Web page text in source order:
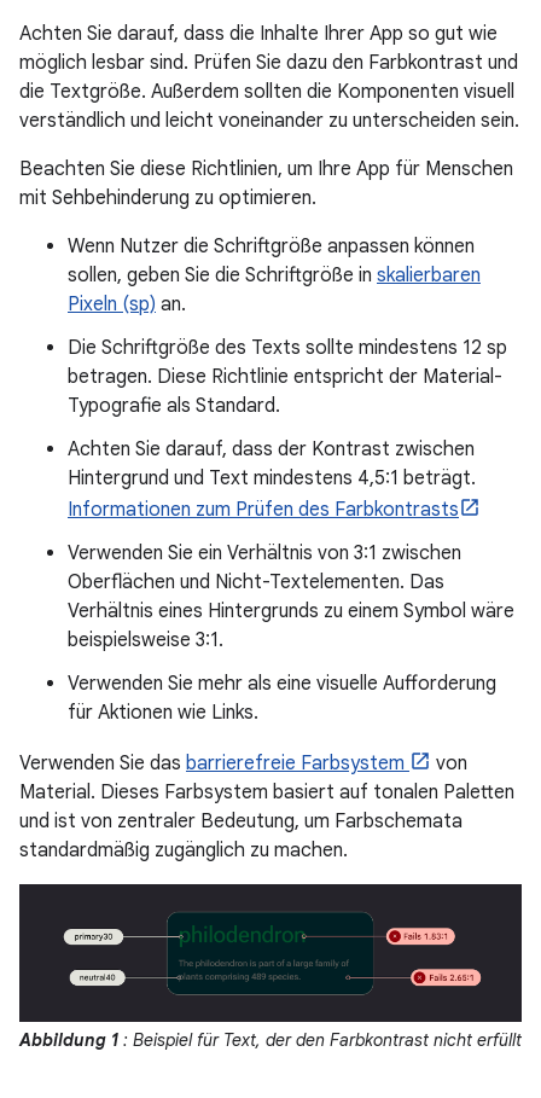
Achten Sie darauf, dass die Inhalte Ihrer App so gut wie
möglich lesbar sind. Prüfen Sie dazu den Farbkontrast und
die Textgröße. Außerdem sollten die Komponenten visuell
verständlich und leicht voneinander zu unterscheiden sein.
Beachten Sie diese Richtlinien, um Ihre App für Menschen
mit Sehbehinderung zu optimieren.
Wenn Nutzer die Schriftgröße anpassen können
sollen, geben Sie die Schriftgröße in skalierbaren
Pixeln (sp) an.
Die Schriftgröße des Texts sollte mindestens 12 sp
betragen. Diese Richtlinie entspricht der Material-
Typografie als Standard.
Achten Sie darauf, dass der Kontrast zwischen
Hintergrund und Text mindestens 4,5:1 beträgt.
Informationen zum Prüfen des Farbkontrasts
Verwenden Sie ein Verhältnis von 3:1 zwischen
Oberflächen und Nicht-Textelementen. Das
Verhältnis eines Hintergrunds zu einem Symbol wäre
beispielsweise 3:1.
Verwenden Sie mehr als eine visuelle Aufforderung
für Aktionen wie Links.
Verwenden Sie das barrierefreie Farbsystem
von
Material. Dieses Farbsystem basiert auf tonalen Paletten
und ist von zentraler Bedeutung, um Farbschemata
standardmäßig zugänglich zu machen.
Abbildung 1 : Beispiel für Text, der den Farbkontrast nicht erfüllt